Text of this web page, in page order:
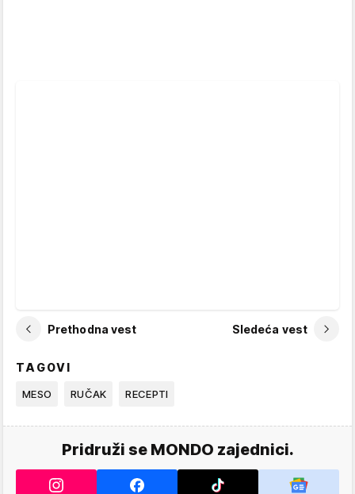
Prethodna vest Sledeća vest
TAGOVI
MESO RUČAK RECEPTI
Pridruži se MONDO zajednici.